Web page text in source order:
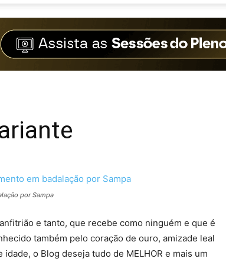
por Sampa
e tanto, que recebe como ninguém e que é
também pelo coração de ouro, amizade leal
o Blog deseja tudo de MELHOR e mais um